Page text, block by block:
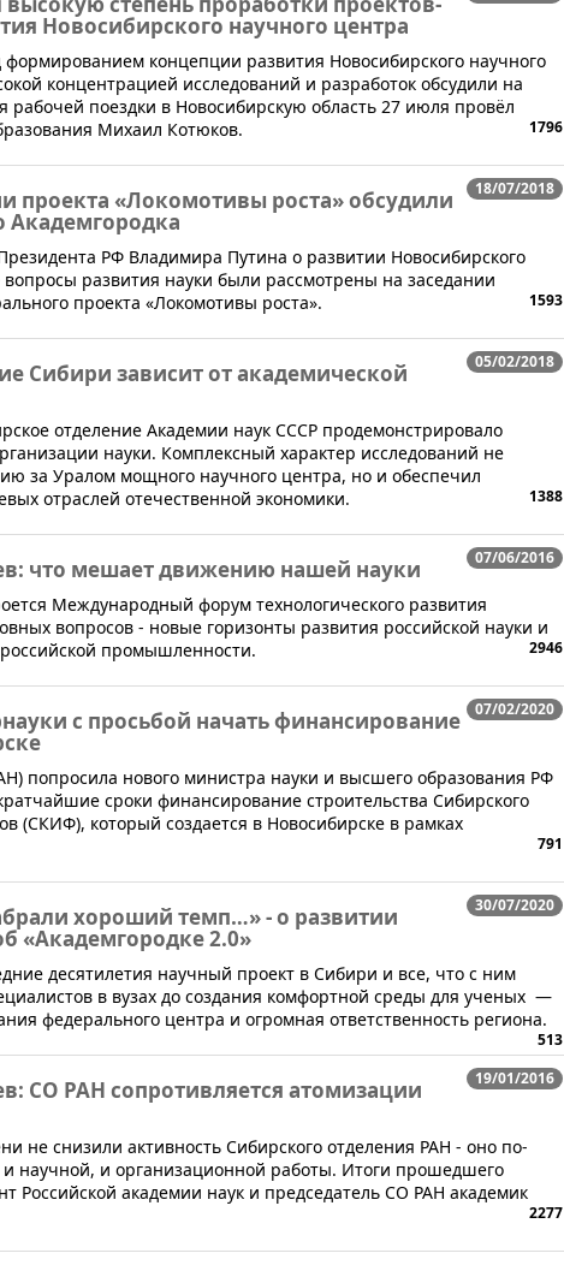
Новосибирского научного центра
концепции развития Новосибирского научного
концентрацией исследований и разработок обсудили на
рабочей поездки в Новосибирскую область 27 июля провёл
Михаил Котюков.
1796
18/07/2018
проекта «Локомотивы роста» обсудили
Академгородка
РФ Владимира Путина о развитии Новосибирского
развития науки были рассмотрены на заседании
проекта «Локомотивы роста​».
1593
05/02/2018
Сибири зависит от академической
отделение Академии наук СССР продемонстрировало
науки. Комплексный характер исследований не
за Уралом мощного научного центра, но и обеспечил
отраслей отечественной экономики.
1388
07/06/2016
что мешает движению нашей науки
Международный форум технологического развития
вопросов - новые горизонты развития российской науки и
промышленности.
2946
07/02/2020
с просьбой начать финансирование
попросила нового министра науки и высшего образования РФ
сроки финансирование строительства Сибирского
(СКИФ), который создается в Новосибирске в рамках
791
30/07/2020
хороший темп…» - о развитии
«Академгородке 2.0»
десятилетия научный проект в Сибири и все, что с ним
в вузах до создания комфортной среды для ученых —
федерального центра и огромная ответственность региона.
513
19/01/2016
СО РАН сопротивляется атомизации
не снизили активность Сибирского отделения РАН - оно по-
научной, и организационной работы. Итоги прошедшего
Российской академии наук и председатель СО РАН академик
2277